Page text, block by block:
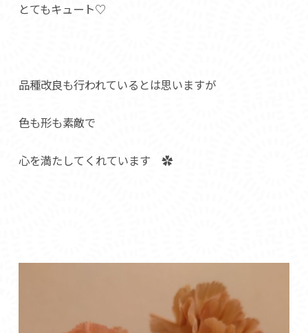
とてもキュート♡
品種改良も行われているとは思いますが
色も形も素敵で
心を満たしてくれています ✿